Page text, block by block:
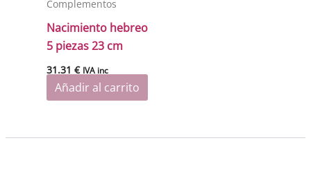
Complementos
Nacimiento hebreo
5 piezas 23 cm
31.31€ IVA inc
Añadir al carrito